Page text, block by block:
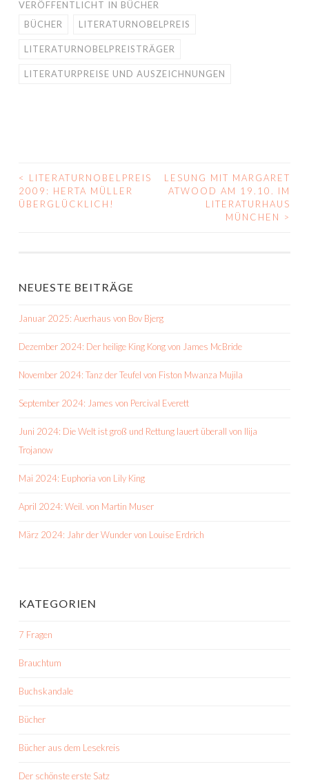
VERÖFFENTLICHT IN BÜCHER
BÜCHER
LITERATURNOBELPREIS
LITERATURNOBELPREISTRÄGER
LITERATURPREISE UND AUSZEICHNUNGEN
BEITRAGS-
NAVIGATION
<
LITERATURNOBELPREIS
2009: HERTA MÜLLER
ÜBERGLÜCKLICH!
LESUNG MIT MARGARET
ATWOOD AM 19.10. IM
LITERATURHAUS
MÜNCHEN
>
NEUESTE BEITRÄGE
Januar 2025: Auerhaus von Bov Bjerg
Dezember 2024: Der heilige King Kong von James McBride
November 2024: Tanz der Teufel von Fiston Mwanza Mujila
September 2024: James von Percival Everett
Juni 2024: Die Welt ist groß und Rettung lauert überall von Ilija
Trojanow
Mai 2024: Euphoria von Lily King
April 2024: Weil. von Martin Muser
März 2024: Jahr der Wunder von Louise Erdrich
KATEGORIEN
7 Fragen
Brauchtum
Buchskandale
Bücher
Bücher aus dem Lesekreis
Der schönste erste Satz